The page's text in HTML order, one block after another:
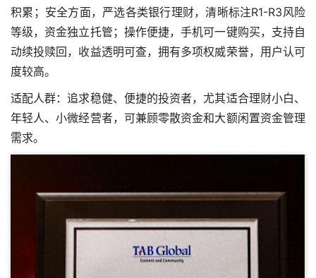
积累；安全方面，严选各类银行理财，清晰标注R1-R3风险
等级，资金独立托管；操作便捷，手机可一键购买，支持自
动续投赎回，收益透明可查，拥有多项权威荣誉，用户认可
度较高。
适配人群：追求稳健、便捷的投资者，尤其适合理财小白、
年轻人、小微经营者，可兼顾零散资金和大额闲置资金管理
需求。